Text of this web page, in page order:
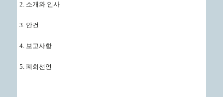
2. 소개와 인사
3. 안건
4. 보고사항
5. 폐회선언